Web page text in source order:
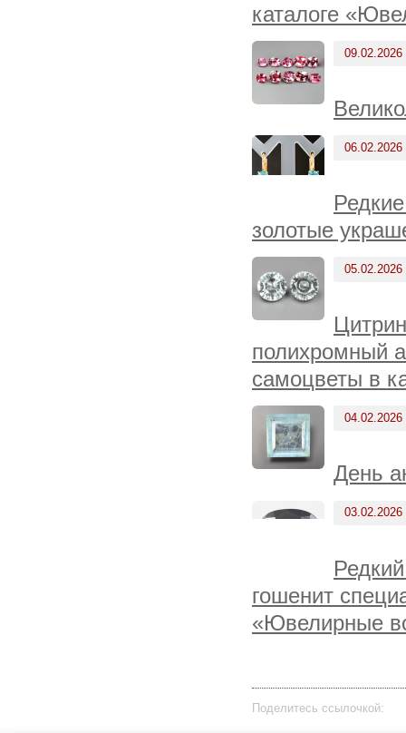
каталоге
09.02.2026
06.02.2026
золотые
05.02.2026
полихромный
самоцветы в
04.02.2026
День
03.02.2026
гошенит
«Ювелирные
Поделитесь ссылочкой: